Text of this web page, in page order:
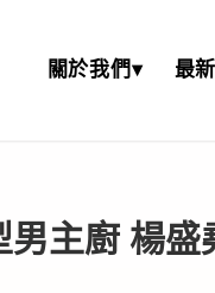
關於我們▾ 最
男主廚 楊盛